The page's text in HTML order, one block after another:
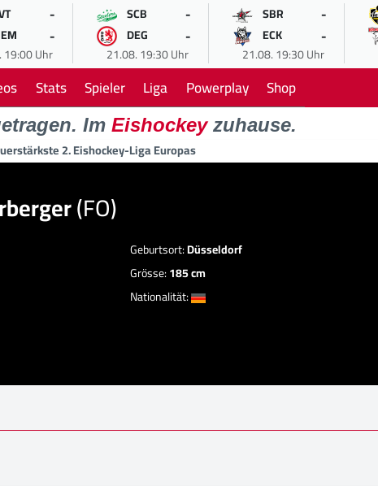
-
-
19:00 Uhr
SCB -
DEG -
21.08. 19:30 Uhr
SBR -
ECK -
21.08. 19:30 Uhr
Stats Spieler Liga Powerplay Shop
Im Eishockeyzuhause.
2. Eishockey-Liga Europas
(FO)
Geburtsort:Düsseldorf
Grösse:185 cm
Nationalität: